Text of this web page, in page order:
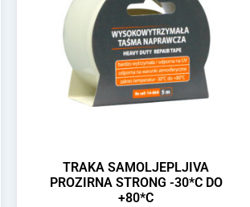
TRAKA SAMOLJEPLJIVA
PROZIRNA STRONG -30*C DO
+80*C